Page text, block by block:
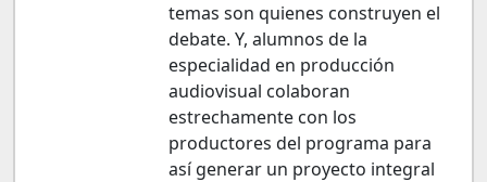
temas son quienes construyen el
debate. Y, alumnos de la
especialidad en producción
audiovisual colaboran
estrechamente con los
productores del programa para
así generar un proyecto integral